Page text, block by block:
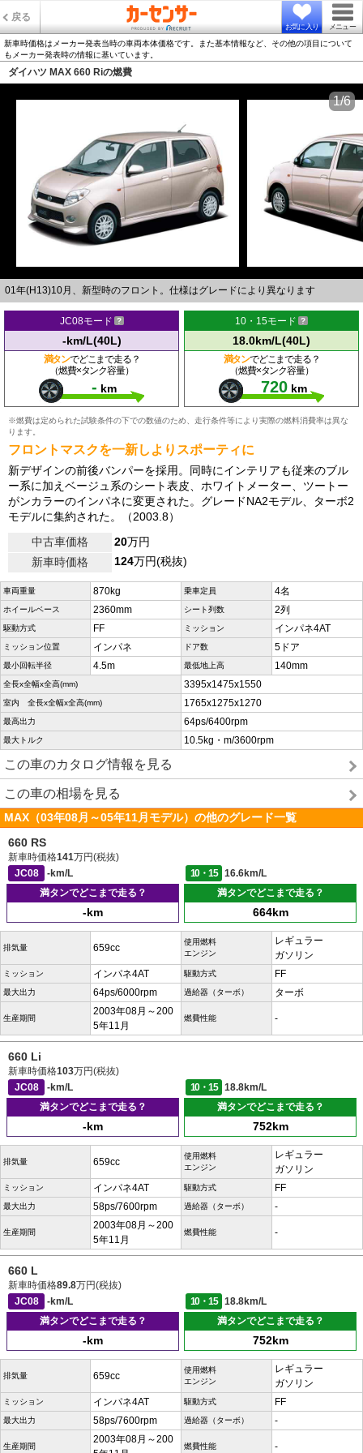
戻る
お気に入り メニュー
新車時価格はメーカー発表当時の車両本体価格です。また基本情報など、その他の項目について
もメーカー発表時の情報に基いています。
ダイハツ MAX 660 Riの燃費
01年(H13)10月、新型時のフロント。仕様はグレードにより異なります
1/6
JC08モード
-km/L(40L)
満タンでどこまで走る？
（燃費×タンク容量）
- km
10・15モード
18.0km/L(40L)
満タンでどこまで走る？
（燃費×タンク容量）
720 km
※燃費は定められた試験条件の下での数値のため、走行条件等により実際の燃料消費率は異な
ります。
フロントマスクを一新しよりスポーティに
新デザインの前後バンパーを採用。同時にインテリアも従来のブル
ー系に加えベージュ系のシート表皮、ホワイトメーター、ツートー
がンカラーのインパネに変更された。グレードNA2モデル、ターボ2
モデルに集約された。（2003.8）
中古車価格
20万円
新車時価格
124万円(税抜)
車両重量 870kg 乗車定員 4名
ホイールベース 2360mm シート列数 2列
駆動方式 FF ミッション インパネ4AT
ミッション位置 インパネ ドア数 5ドア
最小回転半径 4.5m 最低地上高 140mm
全長x全幅x全高(mm) 3395x1475x1550
室内 全長x全幅x全高(mm) 1765x1275x1270
最高出力 64ps/6400rpm
最大トルク 10.5kg・m/3600rpm
この車のカタログ情報を見る
この車の相場を見る
MAX（03年08月～05年11月モデル）の他のグレード一覧
660 RS
新車時価格141万円(税抜)
JC08
-km/L 10・15
16.6km/L
満タンでどこまで走る？
-km
満タンでどこまで走る？
664km
排気量 659cc
使用燃料
エンジン
レギュラー
ガソリン
ミッション インパネ4AT 駆動方式 FF
最大出力 64ps/6000rpm 過給器（ターボ） ターボ
生産期間
2003年08月～200
5年11月
燃費性能 -
660 Li
新車時価格103万円(税抜)
JC08
-km/L 10・15
18.8km/L
満タンでどこまで走る？
-km
満タンでどこまで走る？
752km
排気量 659cc
使用燃料
エンジン
レギュラー
ガソリン
ミッション インパネ4AT 駆動方式 FF
最大出力 58ps/7600rpm 過給器（ターボ） -
生産期間
2003年08月～200
5年11月
燃費性能 -
660 L
新車時価格89.8万円(税抜)
JC08
-km/L 10・15
18.8km/L
満タンでどこまで走る？
-km
満タンでどこまで走る？
752km
排気量 659cc
使用燃料
エンジン
レギュラー
ガソリン
ミッション インパネ4AT 駆動方式 FF
最大出力 58ps/7600rpm 過給器（ターボ） -
生産期間
2003年08月～200
燃費性能 -